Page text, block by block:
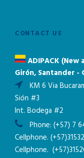
CONTACT US
ADIPACK (New
Girón, Santander -
KM 6 Via
Sión #3
Int. Bodega #2
Phone: (+57) 7
Cellphone.
Cellphone.